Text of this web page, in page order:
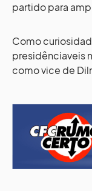
partido para
Como
presidênciaveis
como vice de